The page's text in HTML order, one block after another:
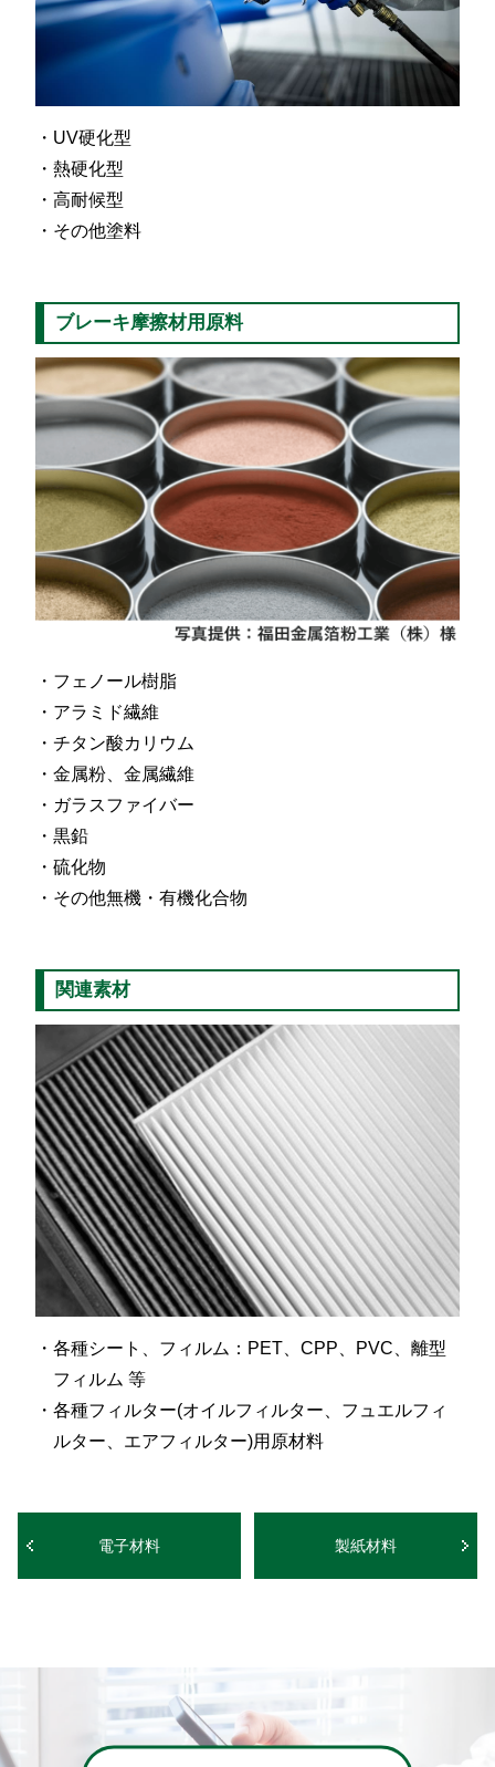
UV硬化型
熱硬化型
高耐候型
その他塗料
ブレーキ摩擦材用原料
フェノール樹脂
アラミド繊維
チタン酸カリウム
金属粉、金属繊維
ガラスファイバー
黒鉛
硫化物
その他無機・有機化合物
関連素材
各種シート、フィルム：PET、CPP、PVC、離型
フィルム 等
各種フィルター(オイルフィルター、フュエルフィ
ルター、エアフィルター)用原材料
電子材料 製紙材料